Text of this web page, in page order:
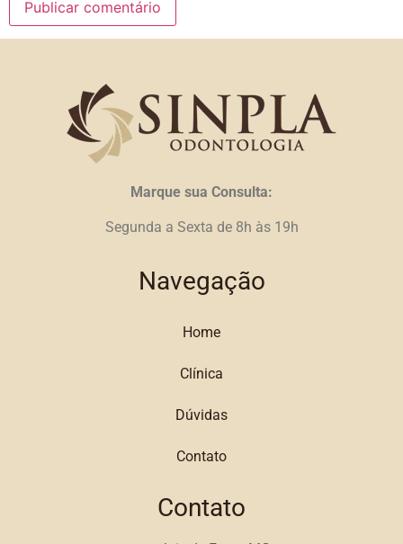
Marque sua Consulta:
Segunda a Sexta de 8h às 19h
Navegação
Home
Clínica
Dúvidas
Contato
Contato